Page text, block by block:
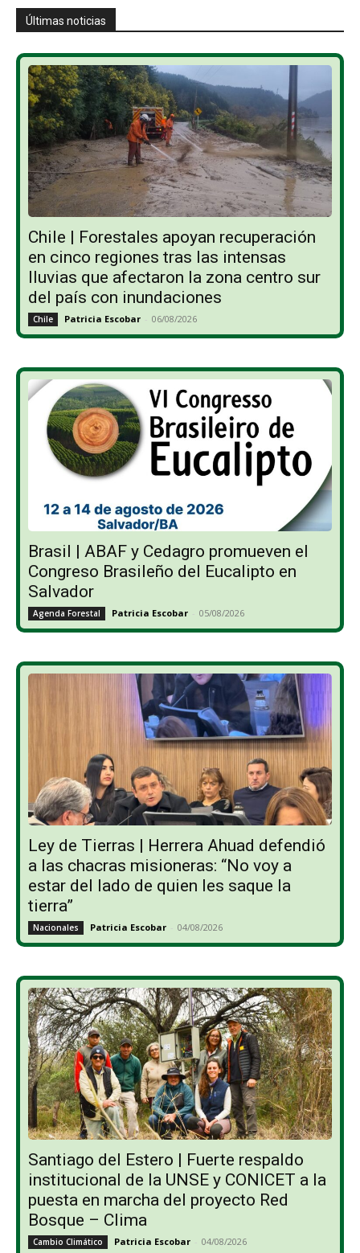
Últimas noticias
Chile | Forestales apoyan recuperación
en cinco regiones tras las intensas
lluvias que afectaron la zona centro sur
del país con inundaciones
Chile Patricia Escobar - 06/08/2026
Brasil | ABAF y Cedagro promueven el
Congreso Brasileño del Eucalipto en
Salvador
Agenda Forestal Patricia Escobar - 05/08/2026
Ley de Tierras | Herrera Ahuad defendió
a las chacras misioneras: “No voy a
estar del lado de quien les saque la
tierra”
Nacionales Patricia Escobar - 04/08/2026
Santiago del Estero | Fuerte respaldo
institucional de la UNSE y CONICET a la
puesta en marcha del proyecto Red
Bosque – Clima
Cambio Climático Patricia Escobar - 04/08/2026